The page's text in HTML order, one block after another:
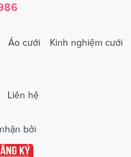
Áo cưới Kinh nghiệm cưới
Liên hệ
bởi